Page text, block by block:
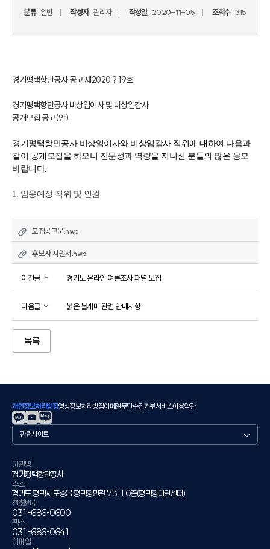
분류 일반 작성자 관리자 작성일 2020-11-05 조회수 315
경기평택항만공사 공고 제2020 ?19호
경기평택항만공사 비상임이사 및 비상임감사
공개모집 공고(안)
경기평택항만공사 비상임이사와 비상임감사 직위에 대하여 다음과
같이 공개모집을 하오니 전문성과 역량을 지니신 분들의 많은 응모
바랍니다.
1. 임용예정 직위 및 인원
모집공고문.hwp
후보자 지원서.hwp
이전글 경기도 온라인 여론조사 패널 모집
다음글 붉은 불개미 관련 안내사항
목록
개인정보처리방침영상정보처리방침이메일무단수집거부서비스이용약관
관
련
이
트
기관명
경기평택항만공사
주소
경기도 평택시 포승읍 평택항만길 73. 10층(평택항마린센터)
전화번호
031-686-0600
팩스
031-686-0641
이메일